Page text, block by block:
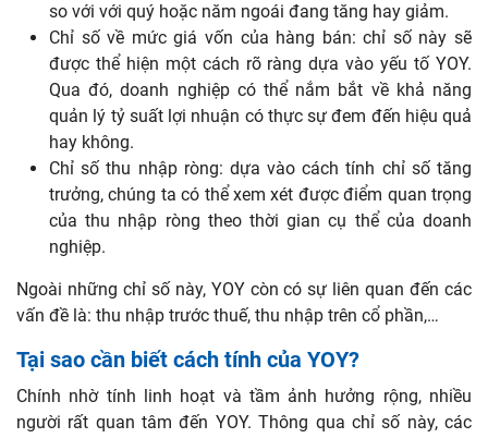
so với với quý hoặc năm ngoái đang tăng hay giảm.
Chỉ số về mức giá vốn của hàng bán: chỉ số này sẽ
được thể hiện một cách rõ ràng dựa vào yếu tố YOY.
Qua đó, doanh nghiệp có thể nắm bắt về khả năng
quản lý tỷ suất lợi nhuận có thực sự đem đến hiệu quả
hay không.
Chỉ số thu nhập ròng: dựa vào cách tính chỉ số tăng
trưởng, chúng ta có thể xem xét được điểm quan trọng
của thu nhập ròng theo thời gian cụ thể của doanh
nghiệp.
Ngoài những chỉ số này, YOY còn có sự liên quan đến các
vấn đề là: thu nhập trước thuế, thu nhập trên cổ phần,…
Tại sao cần biết cách tính của YOY?
Chính nhờ tính linh hoạt và tầm ảnh hưởng rộng, nhiều
người rất quan tâm đến YOY. Thông qua chỉ số này, các